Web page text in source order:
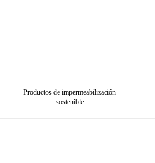
Productos de impermeabilización
sostenible